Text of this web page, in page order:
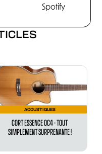
Spotify
ACOUSTIQUES
CORT ESSENCE OC4 - TOUT
SIMPLEMENT SURPRENANTE !